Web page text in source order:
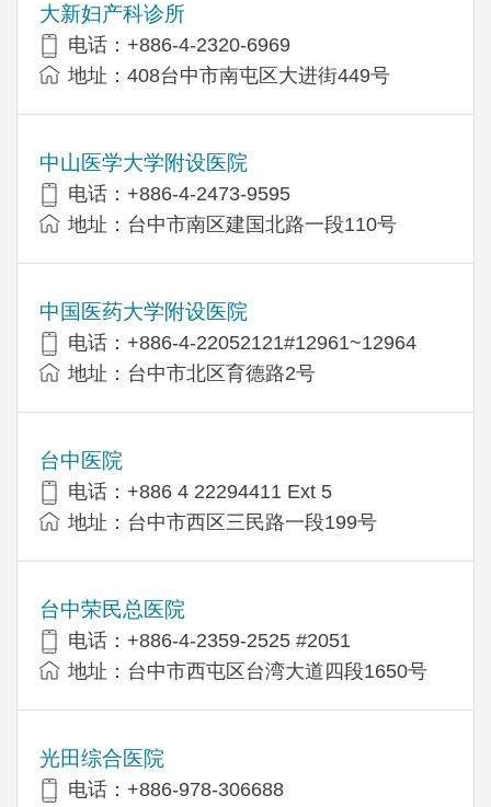
大新妇产科诊所
电话：+886-4-2320-6969
地址：408台中市南屯区大进街449号
中山医学大学附设医院
电话：+886-4-2473-9595
地址：台中市南区建国北路一段110号
中国医药大学附设医院
电话：+886-4-22052121#12961~12964
地址：台中市北区育德路2号
台中医院
电话：+886 4 22294411 Ext 5
地址：台中市西区三民路一段199号
台中荣民总医院
电话：+886-4-2359-2525 #2051
地址：台中市西屯区台湾大道四段1650号
光田综合医院
电话：+886-978-306688